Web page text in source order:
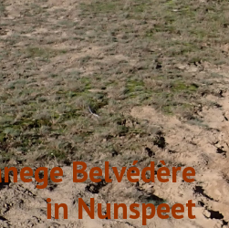
Belvédère
in Nunspeet